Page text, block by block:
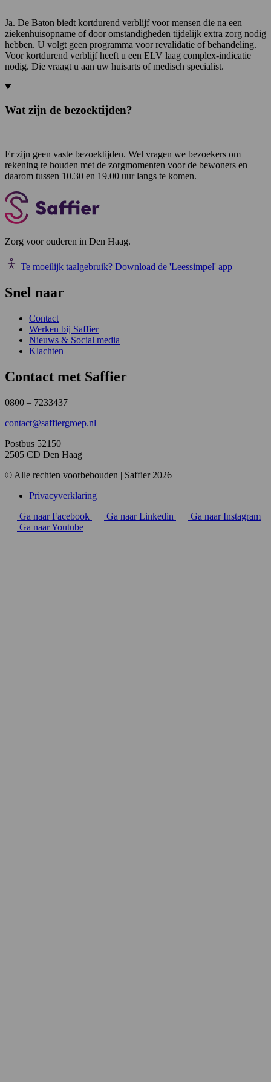
Ja. De Baton biedt kortdurend verblijf voor mensen die na een
ziekenhuisopname of door omstandigheden tijdelijk extra zorg nodig
hebben. U volgt geen programma voor revalidatie of behandeling.
Voor kortdurend verblijf heeft u een ELV laag complex-indicatie
nodig. Die vraagt u aan uw huisarts of medisch specialist.
Wat zijn de bezoektijden?
Er zijn geen vaste bezoektijden. Wel vragen we bezoekers om
rekening te houden met de zorgmomenten voor de bewoners en
daarom tussen 10.30 en 19.00 uur langs te komen.
Zorg voor ouderen in Den Haag.
Te moeilijk taalgebruik? Download de 'Leessimpel' app
Snel naar
Contact
Werken bij Saffier
Nieuws & Social media
Klachten
Contact met Saffier
0800 – 7233437
contact@saffiergroep.nl
Postbus 52150
2505 CD Den Haag
© Alle rechten voorbehouden | Saffier 2026
Privacyverklaring
Ga naar Facebook
Ga naar Linkedin
Ga naar Instagram
Ga naar Youtube